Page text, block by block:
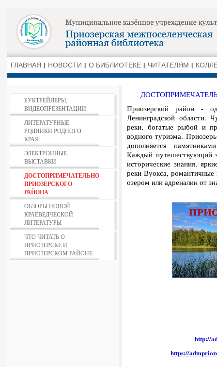
ГЛАВНАЯ НОВОСТИ О БИБЛИОТЕКЕ ЧИТАТЕЛЯМ
БУКТРЕЙЛЕРЫ,
ВИДЕОПРЕЗЕНТАЦИИ
ЛИТЕРАТУРНЫЕ
РОДНИКИ РОДНОГО
КРАЯ
ЭЛЕКТРОННЫЕ
ВЫСТАВКИ
ДОСТОПРИМЕЧАТЕЛЬНОСТИ
ПРИОЗЕРСКОГО
РАЙОНА
ОБЗОРЫ НОВОЙ
КРАЕВЕДЧЕСКОЙ
ЛИТЕРАТУРЫ
ЧТО ЧИТАТЬ О
ПРИОЗЕРСКЕ И
ПРИОЗЕРСКОМ РАЙОНЕ
Приозерский район -
Ленинградской области.
реки, богатые рыбой и
водного туризма.
дополняется
Каждый путешествующий
исторические знания,
реки Вуокса,
озером или адреналин от
http://
https://